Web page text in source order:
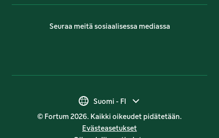
Seuraa meitä sosiaalisessa mediassa
© Fortum 2026. Kaikki oikeudet pidätetään.
Suomi - FI
Suomi - FI
Suomi - SV
Evästeasetukset